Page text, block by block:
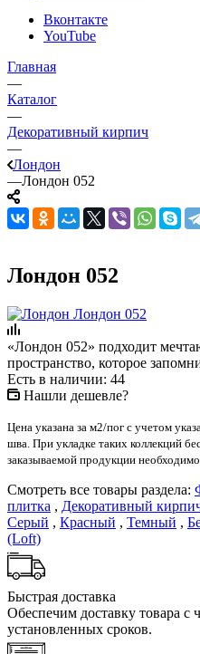
Вконтакте
YouTube
Главная
—
Каталог
—
Декоративный кирпич
—
Лондон
—Лондон 052
Лондон 052
«Лондон 052» подходит
пространство, которое
Есть в наличии: 44
Нашли дешевле?
Цена указана за м2/пог с учетом
шва. При укладке таких коллекций
заказываемой продукции
Смотреть все товары раздела:
плитка , Декоративный
Серый , Красный , Темный ,
(Loft)
Быстрая доставка
Обеспечим доставку товара с
установленных сроков.